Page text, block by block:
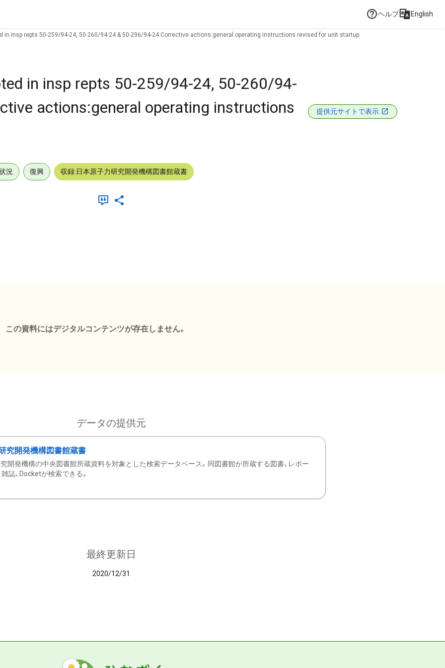
ヘルプ English
in insp repts 50-259/94-24, 50-260/94-24 & 50-296/94-24.Corrective actions:general operating instructions revised for unit startup.
in insp repts 50-259/94-24, 50-260/94-
actions:general operating instructions
提供元サイトで表示
況 復興 収録:日本原子力研究開発機構図書館蔵書
この資料にはデジタルコンテンツが存在しません。
データの提供元
究開発機構図書館蔵書
開発機構の中央図書館所蔵資料を対象とした検索データベース。同図書館が所蔵する図書、レポー
雑誌、Docketが検索できる。
最終更新日
2020/12/31